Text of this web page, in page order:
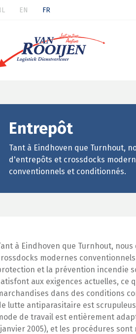
EN FR
Entrepôt
Tant à Eindhoven que Turnhout,
d'entrepôts et crossdocks
conventionnels et conditionnés.
à Eindhoven que Turnhout,
modernes
et la prévention incendie
aux exigences actuelles, ce
dans des conditions
lutte antiparasitaire est
de travail est entièrement
2005), et les procédures